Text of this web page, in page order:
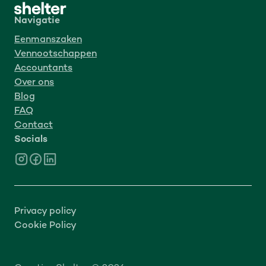
Navigatie
Eenmanszaken
Vennootschappen
Accountants
Over ons
Blog
FAQ
Contact
Socials
Privacy policy
Cookie Policy